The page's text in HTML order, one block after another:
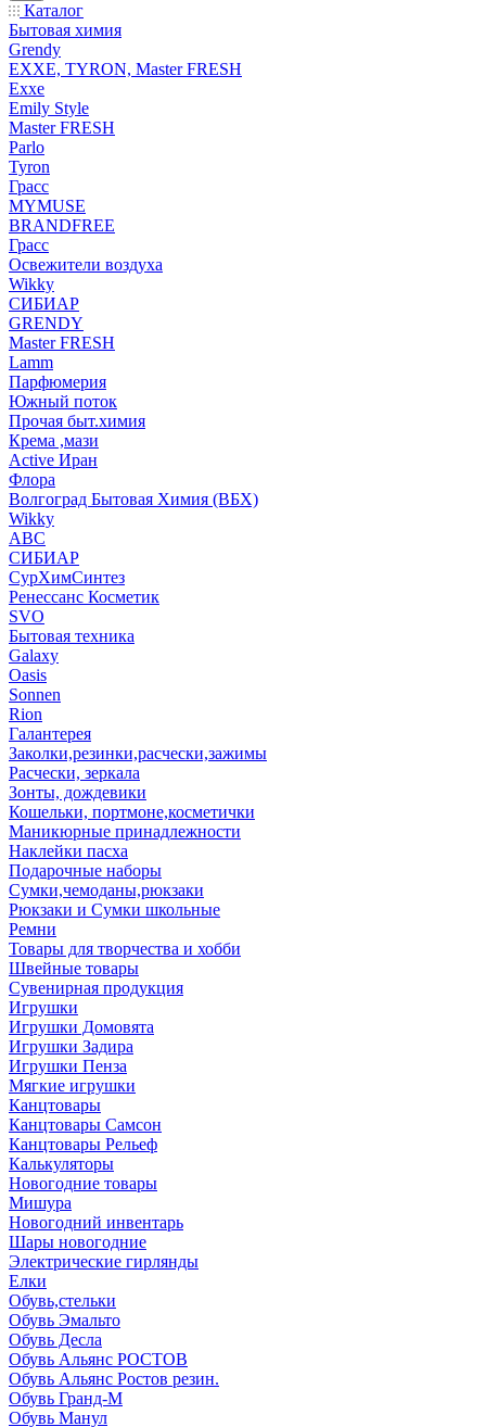
Каталог
Бытовая химия
Grendy
EXXE, TYRON, Master FRESH
Exxe
Emily Style
Master FRESH
Parlo
Tyron
Грасс
MYMUSE
BRANDFREE
Грасс
Освежители воздуха
Wikky
СИБИАР
GRENDY
Master FRESH
Lamm
Парфюмерия
Южный поток
Прочая быт.химия
Крема ,мази
Аctive Иран
Флора
Волгоград Бытовая Химия (ВБХ)
Wikky
АВС
СИБИАР
СурХимСинтез
Ренессанс Косметик
SVO
Бытовая техника
Galaxy
Oasis
Sonnen
Rion
Галантерея
Заколки,резинки,расчески,зажимы
Расчески, зеркала
Зонты, дождевики
Кошельки, портмоне,косметички
Маникюрные принадлежности
Наклейки пасха
Подарочные наборы
Сумки,чемоданы,рюкзаки
Рюкзаки и Сумки школьные
Ремни
Товары для творчества и хобби
Швейные товары
Сувенирная продукция
Игрушки
Игрушки Домовята
Игрушки Задира
Игрушки Пенза
Мягкие игрушки
Канцтовары
Канцтовары Самсон
Канцтовары Рельеф
Калькуляторы
Новогодние товары
Мишура
Новогодний инвентарь
Шары новогодние
Электрические гирлянды
Елки
Обувь,стельки
Обувь Эмальто
Обувь Десла
Обувь Альянс РОСТОВ
Обувь Альянс Ростов резин.
Обувь Гранд-М
Обувь Манул